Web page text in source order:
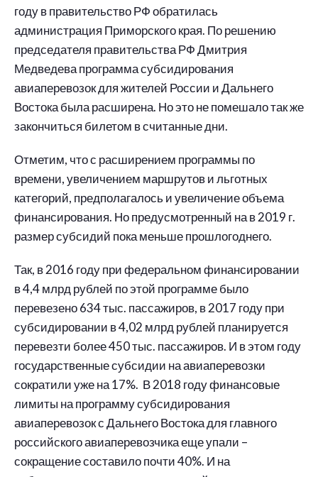
году в правительство РФ обратилась
администрация Приморского края. По решению
председателя правительства РФ Дмитрия
Медведева программа субсидирования
авиаперевозок для жителей России и Дальнего
Востока была расширена. Но это не помешало так же
закончиться билетом в считанные дни.
Отметим, что с расширением программы по
времени, увеличением маршрутов и льготных
категорий, предполагалось и увеличение объема
финансирования. Но предусмотренный на в 2019 г.
размер субсидий пока меньше прошлогоднего.
Так, в 2016 году при федеральном финансировании
в 4,4 млрд рублей по этой программе было
перевезено 634 тыс. пассажиров, в 2017 году при
субсидировании в 4,02 млрд рублей планируется
перевезти более 450 тыс. пассажиров. И в этом году
государственные субсидии на авиаперевозки
сократили уже на 17%. В 2018 году финансовые
лимиты на программу субсидирования
авиаперевозок с Дальнего Востока для главного
российского авиаперевозчика еще упали –
сокращение составило почти 40%. И на